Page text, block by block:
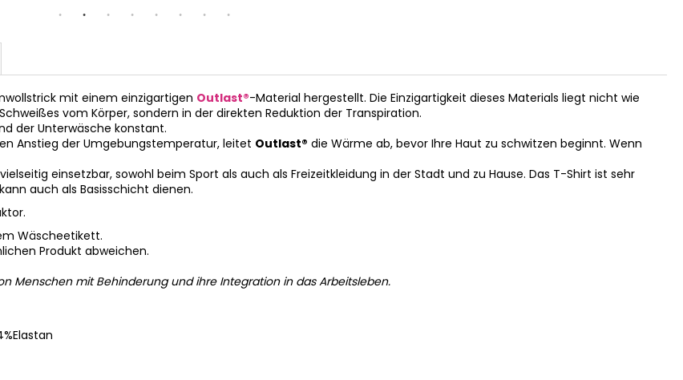
mit einem einzigartigen Outlast®-Material hergestellt. Die Einzigartigkeit dieses Materials liegt nicht wie
vom Körper, sondern in der direkten Reduktion der Transpiration.
der Unterwäsche konstant.
Anstieg der Umgebungstemperatur, leitet Outlast® die Wärme ab, bevor Ihre Haut zu schwitzen beginnt. Wenn
einsetzbar, sowohl beim Sport als auch als Freizeitkleidung in der Stadt und zu Hause. Das T-Shirt ist sehr
auch als Basisschicht dienen.
Wäscheetikett.
Produkt abweichen.
Menschen mit Behinderung und ihre Integration in das Arbeitsleben.